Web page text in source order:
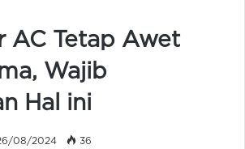
AC Tetap Awet
Wajib
Hal ini
08/2024 36